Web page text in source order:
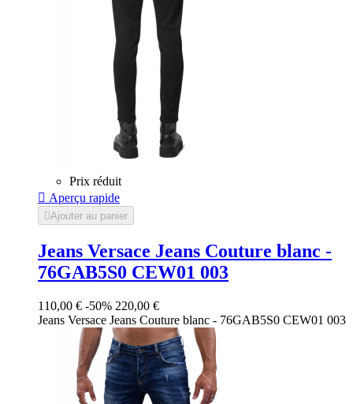
Prix réduit
 Aperçu rapide
Ajouter au panier
Jeans Versace Jeans Couture blanc -
76GAB5S0 CEW01 003
110,00 € -50% 220,00 €
Jeans Versace Jeans Couture blanc - 76GAB5S0 CEW01 003